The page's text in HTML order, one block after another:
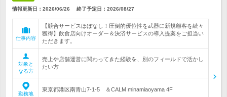
情報更新日：2026/06/26 終了予定日： 2026/08/27
仕事内容
【競合サービスほぼなし！圧倒的優位性を武器に新規顧客を続々
獲得】飲食店向けオーダー＆決済サービスの導入提案をご担当い
ただきます。
対象と
なる方
売上や店舗運営に関わってきた経験を、別のフィールドで活かし
たい方
勤務地
東京都港区南青山7-1-5 ＆CALM minamiaoyama 4F